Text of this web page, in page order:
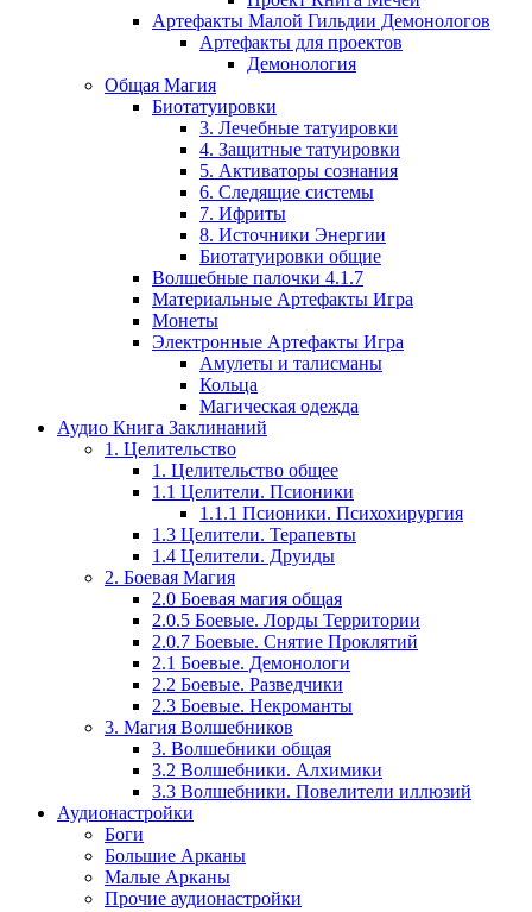
Артефакты Малой Гильдии Демонологов
Артефакты для проектов
Демонология
Общая Магия
Биотатуировки
3. Лечебные татуировки
4. Защитные татуировки
5. Активаторы сознания
6. Следящие системы
7. Ифриты
8. Источники Энергии
Биотатуировки общие
Волшебные палочки 4.1.7
Материальные Артефакты Игра
Монеты
Электронные Артефакты Игра
Амулеты и талисманы
Кольца
Магическая одежда
Аудио Книга Заклинаний
1. Целительство
1. Целительство общее
1.1 Целители. Псионики
1.1.1 Псионики. Психохирургия
1.3 Целители. Терапевты
1.4 Целители. Друиды
2. Боевая Магия
2.0 Боевая магия общая
2.0.5 Боевые. Лорды Территории
2.0.7 Боевые. Снятие Проклятий
2.1 Боевые. Демонологи
2.2 Боевые. Разведчики
2.3 Боевые. Некроманты
3. Магия Волшебников
3. Волшебники общая
3.2 Волшебники. Алхимики
3.3 Волшебники. Повелители иллюзий
Аудионастройки
Боги
Большие Арканы
Малые Арканы
Прочие аудионастройки